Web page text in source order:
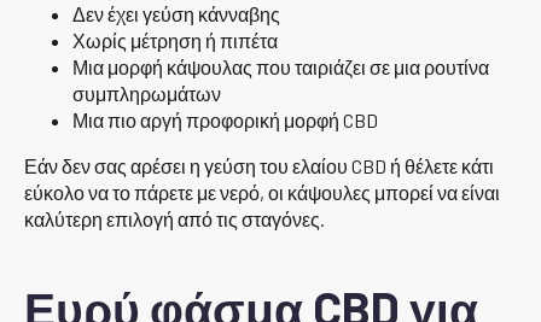
Δεν έχει γεύση κάνναβης
Χωρίς μέτρηση ή πιπέτα
Μια μορφή κάψουλας που ταιριάζει σε μια ρουτίνα
συμπληρωμάτων
Μια πιο αργή προφορική μορφή CBD
Εάν δεν σας αρέσει η γεύση του ελαίου CBD ή θέλετε κάτι
εύκολο να το πάρετε με νερό, οι κάψουλες μπορεί να είναι
καλύτερη επιλογή από τις σταγόνες.
Ευρύ φάσμα CBD για